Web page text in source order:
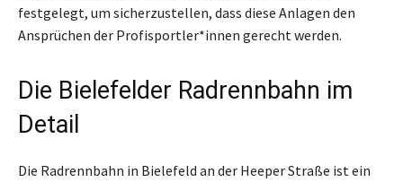
festgelegt, um sicherzustellen, dass diese Anlagen den
Ansprüchen der Profisportler*innen gerecht werden.
Die Bielefelder Radrennbahn im
Detail
Die Radrennbahn in Bielefeld an der Heeper Straße ist ein